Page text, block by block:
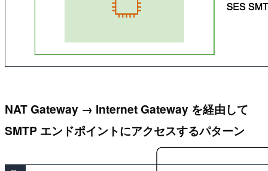
NAT Gateway → Internet Gateway を経由して
SMTP エンドポイントにアクセスするパターン